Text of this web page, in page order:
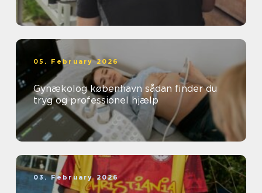
05. February 2026
Gynækolog københavn sådan finder du
tryg og professionel hjælp
03. February 2026